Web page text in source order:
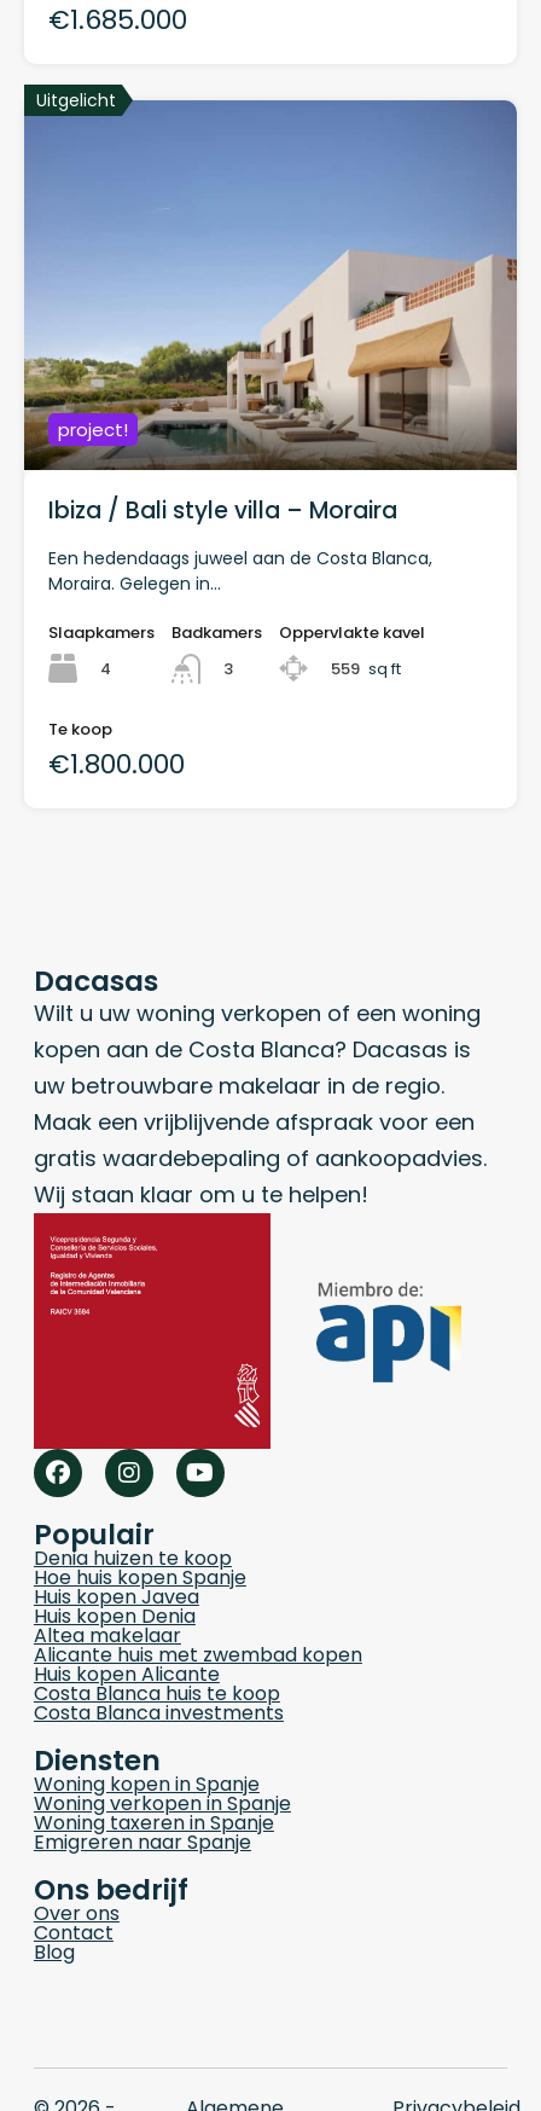
€1.685.000
Uitgelicht
project!
Ibiza / Bali style villa – Moraira
Een hedendaags juweel aan de Costa Blanca,
Moraira. Gelegen in…
Slaapkamers
4
Badkamers
3
Oppervlakte kavel
559 sq ft
Te koop
€1.800.000
Dacasas
Wilt u uw woning verkopen of een woning
kopen aan de Costa Blanca? Dacasas is
uw betrouwbare makelaar in de regio.
Maak een vrijblijvende afspraak voor een
gratis waardebepaling of aankoopadvies.
Wij staan klaar om u te helpen!
Populair
Denia huizen te koop
Hoe huis kopen Spanje
Huis kopen Javea
Huis kopen Denia
Altea makelaar
Alicante huis met zwembad kopen
Huis kopen Alicante
Costa Blanca huis te koop
Costa Blanca investments
Diensten
Woning kopen in Spanje
Woning verkopen in Spanje
Woning taxeren in Spanje
Emigreren naar Spanje
Ons bedrijf
Over ons
Contact
Blog